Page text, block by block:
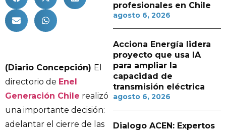
(Diario Concepción) El
directorio de Enel
Generación Chile realizó
una importante decisión:
adelantar el cierre de las
profesionales en Chile
agosto 6, 2026
Acciona Energía lidera
proyecto que usa IA
para ampliar la
capacidad de
transmisión eléctrica
agosto 6, 2026
Dialogo ACEN: Expertos